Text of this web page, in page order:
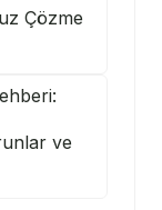
Çözme
ve